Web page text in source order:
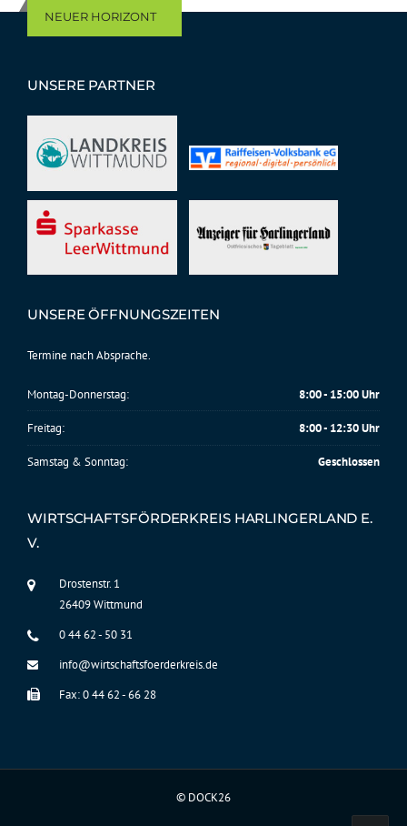
NEUER HORIZONT
UNSERE PARTNER
UNSERE ÖFFNUNGSZEITEN
Termine nach Absprache.
Montag-Donnerstag: 8:00 - 15:00 Uhr
Freitag: 8:00 - 12:30 Uhr
Samstag & Sonntag: Geschlossen
WIRTSCHAFTSFÖRDERKREIS HARLINGERLAND E.
V.
Drostenstr. 1
26409 Wittmund
0 44 62 - 50 31
info@wirtschaftsfoerderkreis.de
Fax: 0 44 62 - 66 28
© DOCK26